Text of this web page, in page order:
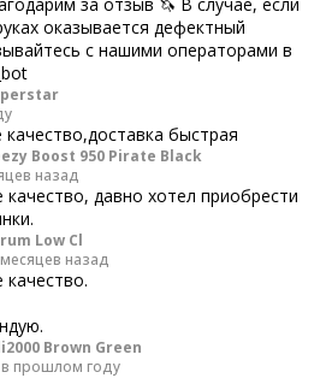
оказывается дефектный
с нашими операторами в
быстрая
Boost 950 Pirate Black
назад
давно хотел приобрести
Low Cl
назад
Brown Green
в прошлом году